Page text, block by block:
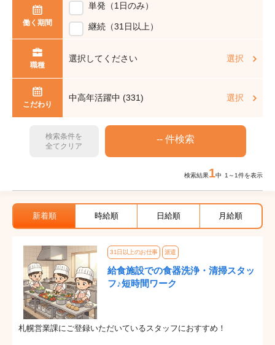
働く期間
単発（1日のみ）
継続（31日以上）
職種
選択してください 選択
こだわり
中高年活躍中 (331) 選択
検索条件を
全てクリア
検索結果1中 1～1件を表示
新着順 時給順 日給順 月給順
31日以上のお仕事 派遣
給食施設での食器洗浄・清掃スタッ
フ♪短時間ワーク
札幌営業課にご登録いただいているスタッフにおすすめ！